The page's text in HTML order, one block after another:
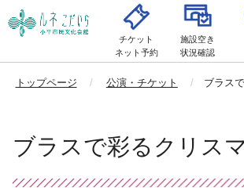
チケット
ネット予約
施設空き
状況確認
トップページ 公演・チケット ブラス
ブラスで彩るクリス